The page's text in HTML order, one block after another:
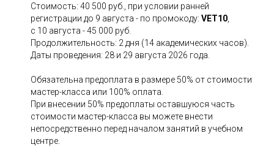
Стоимость: 40 500 руб., при условии ранней
регистрации до 9 августа - по промокоду: VET10
с 10 августа - 45 000 руб.
Продолжительность: 2 дня (14 академических часов).
Даты проведения: 28 и 29 августа 2026 года.
Обязательна предоплата в размере 50% от стоимости
мастер-класса или 100% оплата.
При внесении 50% предоплаты оставшуюся часть
стоимости мастер-класса вы можете внести
непосредственно перед началом занятий в учебном
центре.